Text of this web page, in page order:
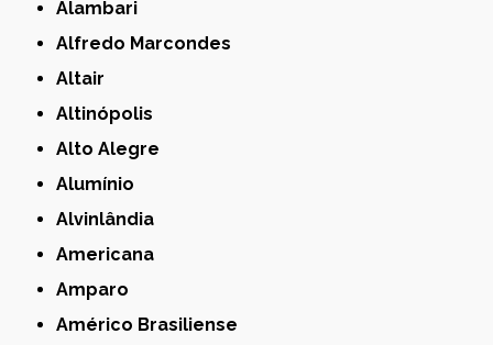
Alambari
Alfredo Marcondes
Altair
Altinópolis
Alto Alegre
Alumínio
Alvinlândia
Americana
Amparo
Américo Brasiliense